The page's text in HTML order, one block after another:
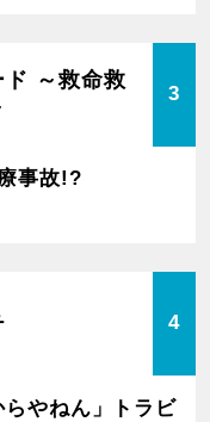
ド ～救命救
3
事故!?
4
やねん」トラビ